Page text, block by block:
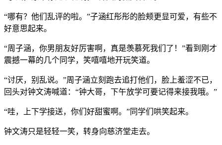
“哪有？他们乱评的啦。”子涵红彤彤的脸颊更显可爱，有些不
好意思起来。
“周子涵，你男朋友好厉害啊，真是羡慕死我们了！”看到刚才
震撼一幕的几个同学，笑嘻嘻地开玩笑道。
“讨厌，别乱说。”周子涵立刻跑去追打他们，脸上羞涩不已，
回头对钟文涛喊道：“钟大哥，下午放学可要记得来接我哦。”
“哇，上下学接送，你们好甜蜜啊。”同学们哄笑起来。
钟文涛只是轻轻一笑，转身向慈济堂走去。